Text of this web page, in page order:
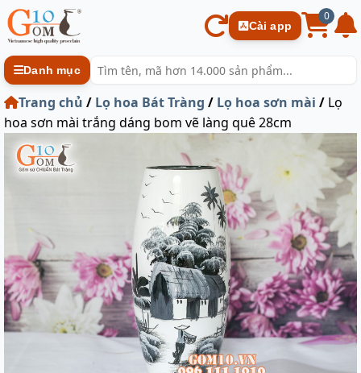
Cài app
0
Danh mục
Trang chủ / Lọ hoa Bát Tràng / Lọ hoa sơn mài / Lọ
hoa sơn mài trắng dáng bom vẽ làng quê 28cm